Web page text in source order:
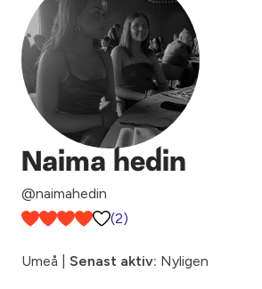
Naima hedin
@naimahedin
(2)
Umeå | Senast aktiv: Nyligen